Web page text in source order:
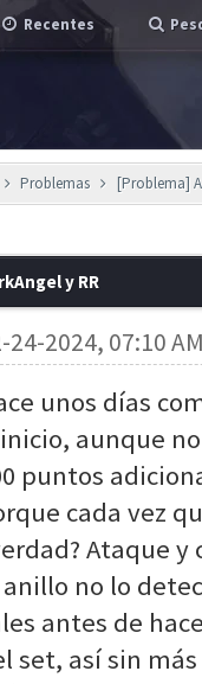
Recentes
Problemas [Problema]
y RR
24-2024, 07:10
unos días
aunque
puntos
cada vez
Ataque
no lo
antes de
set, así sin